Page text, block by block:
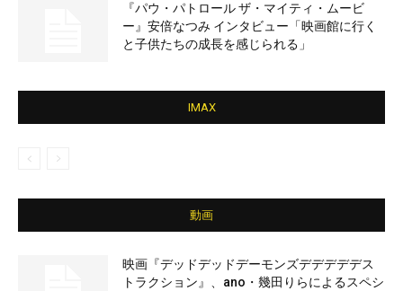
『パウ・パトロール ザ・マイティ・ムービ
ー』安倍なつみ インタビュー「映画館に行く
と子供たちの成長を感じられる」
IMAX
動画
映画『デッドデッドデーモンズデデデデデス
トラクション』、ano・幾田りらによるスペシ